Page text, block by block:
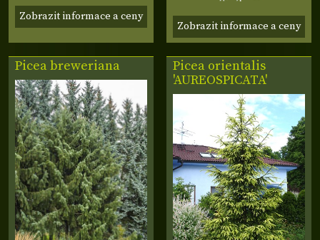
Zobrazit informace a ceny
Zobrazit informace a ceny
Picea breweriana
Picea orientalis
'AUREOSPICATA'